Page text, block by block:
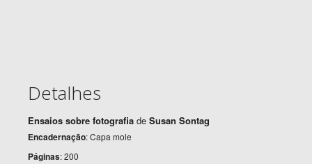
Detalhes
Ensaios sobre fotografia de Susan Sontag
Encadernação: Capa mole
Páginas: 200